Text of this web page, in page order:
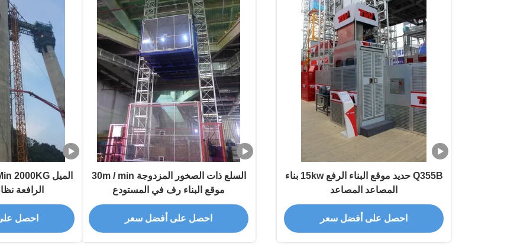
Q355B حديد موقع البناء الرفع 15kw بناء
المصاعد المصاعد
احصل على أفضل سعر
السلع ذات الصخور المزدوجة 30m / min
موقع البناء رف في المستودع
احصل على أفضل سعر
الرافعة
احصل